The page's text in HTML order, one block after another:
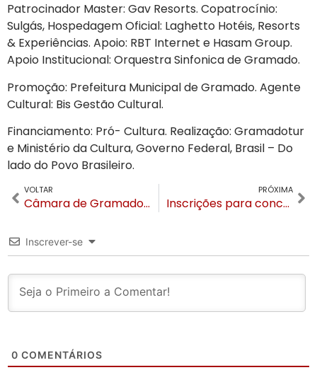
Patrocinador Master: Gav Resorts. Copatrocínio:
Sulgás, Hospedagem Oficial: Laghetto Hotéis, Resorts
& Experiências. Apoio: RBT Internet e Hasam Group.
Apoio Institucional: Orquestra Sinfonica de Gramado.
Promoção: Prefeitura Municipal de Gramado. Agente
Cultural: Bis Gestão Cultural.
Financiamento: Pró- Cultura. Realização: Gramadotur
e Ministério da Cultura, Governo Federal, Brasil – Do
lado do Povo Brasileiro.
VOLTAR
Câmara de Gramado recebe representantes de nova cooperativa de gestão de resíduos
PRÓXIMA
Inscrições para concurso do magistério em Gramado terminam nesta sexta-feira (6)
Inscrever-se
0 COMENTÁRIOS